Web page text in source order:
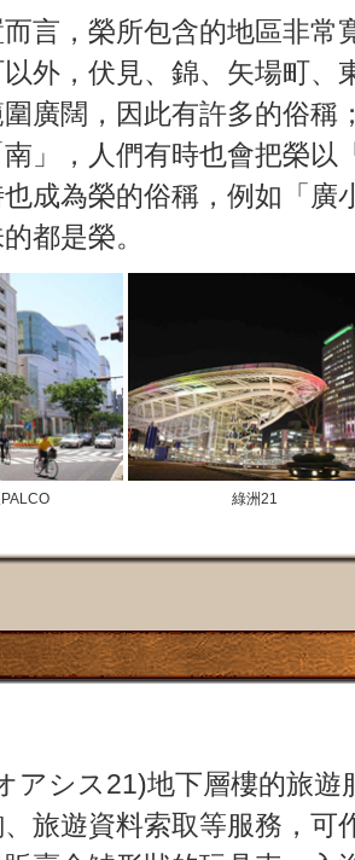
言，榮所包含的地區非常
外，伏見、錦、矢場町、
廣闊，因此有許多的俗稱
南」，人們有時也會把榮
成為榮的俗稱，例如「廣
都是榮。
綠洲21
アシス21)地下層樓的旅
旅遊資料索取等服務，可